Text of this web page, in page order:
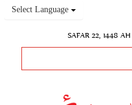
Select Language
SAFAR 22, 1448 AH